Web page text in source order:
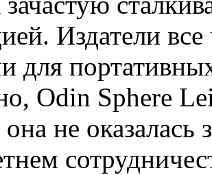
Издатели
для
Odin Sphere
не